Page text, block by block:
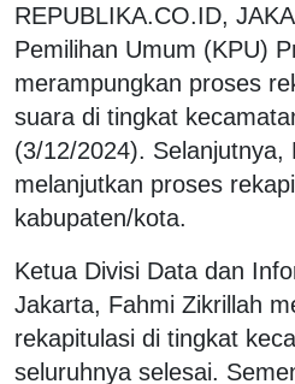
REPUBLIKA.CO.ID,
Pemilihan Umum (KPU)
merampungkan proses
suara di tingkat
(3/12/2024). Selanjutnya,
melanjutkan proses
kabupaten/kota.
Ketua Divisi Data dan
Jakarta, Fahmi Zikrillah
rekapitulasi di tingkat
seluruhnya selesai.